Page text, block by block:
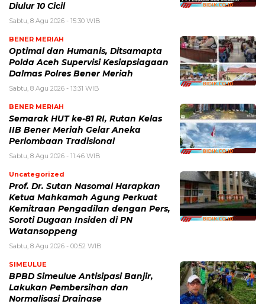
Diulur 10 Cicil
Sabtu, 8 Agu 2026 - 15:30 WIB
BENER MERIAH
Optimal dan Humanis, Ditsamapta
Polda Aceh Supervisi Kesiapsiagaan
Dalmas Polres Bener Meriah
Sabtu, 8 Agu 2026 - 13:31 WIB
BENER MERIAH
Semarak HUT ke-81 RI, Rutan Kelas
IIB Bener Meriah Gelar Aneka
Perlombaan Tradisional
Sabtu, 8 Agu 2026 - 11:46 WIB
Uncategorized
Prof. Dr. Sutan Nasomal Harapkan
Ketua Mahkamah Agung Perkuat
Kemitraan Pengadilan dengan Pers,
Soroti Dugaan Insiden di PN
Watansoppeng
Sabtu, 8 Agu 2026 - 00:52 WIB
SIMEULUE
BPBD Simeulue Antisipasi Banjir,
Lakukan Pembersihan dan
Normalisasi Drainase